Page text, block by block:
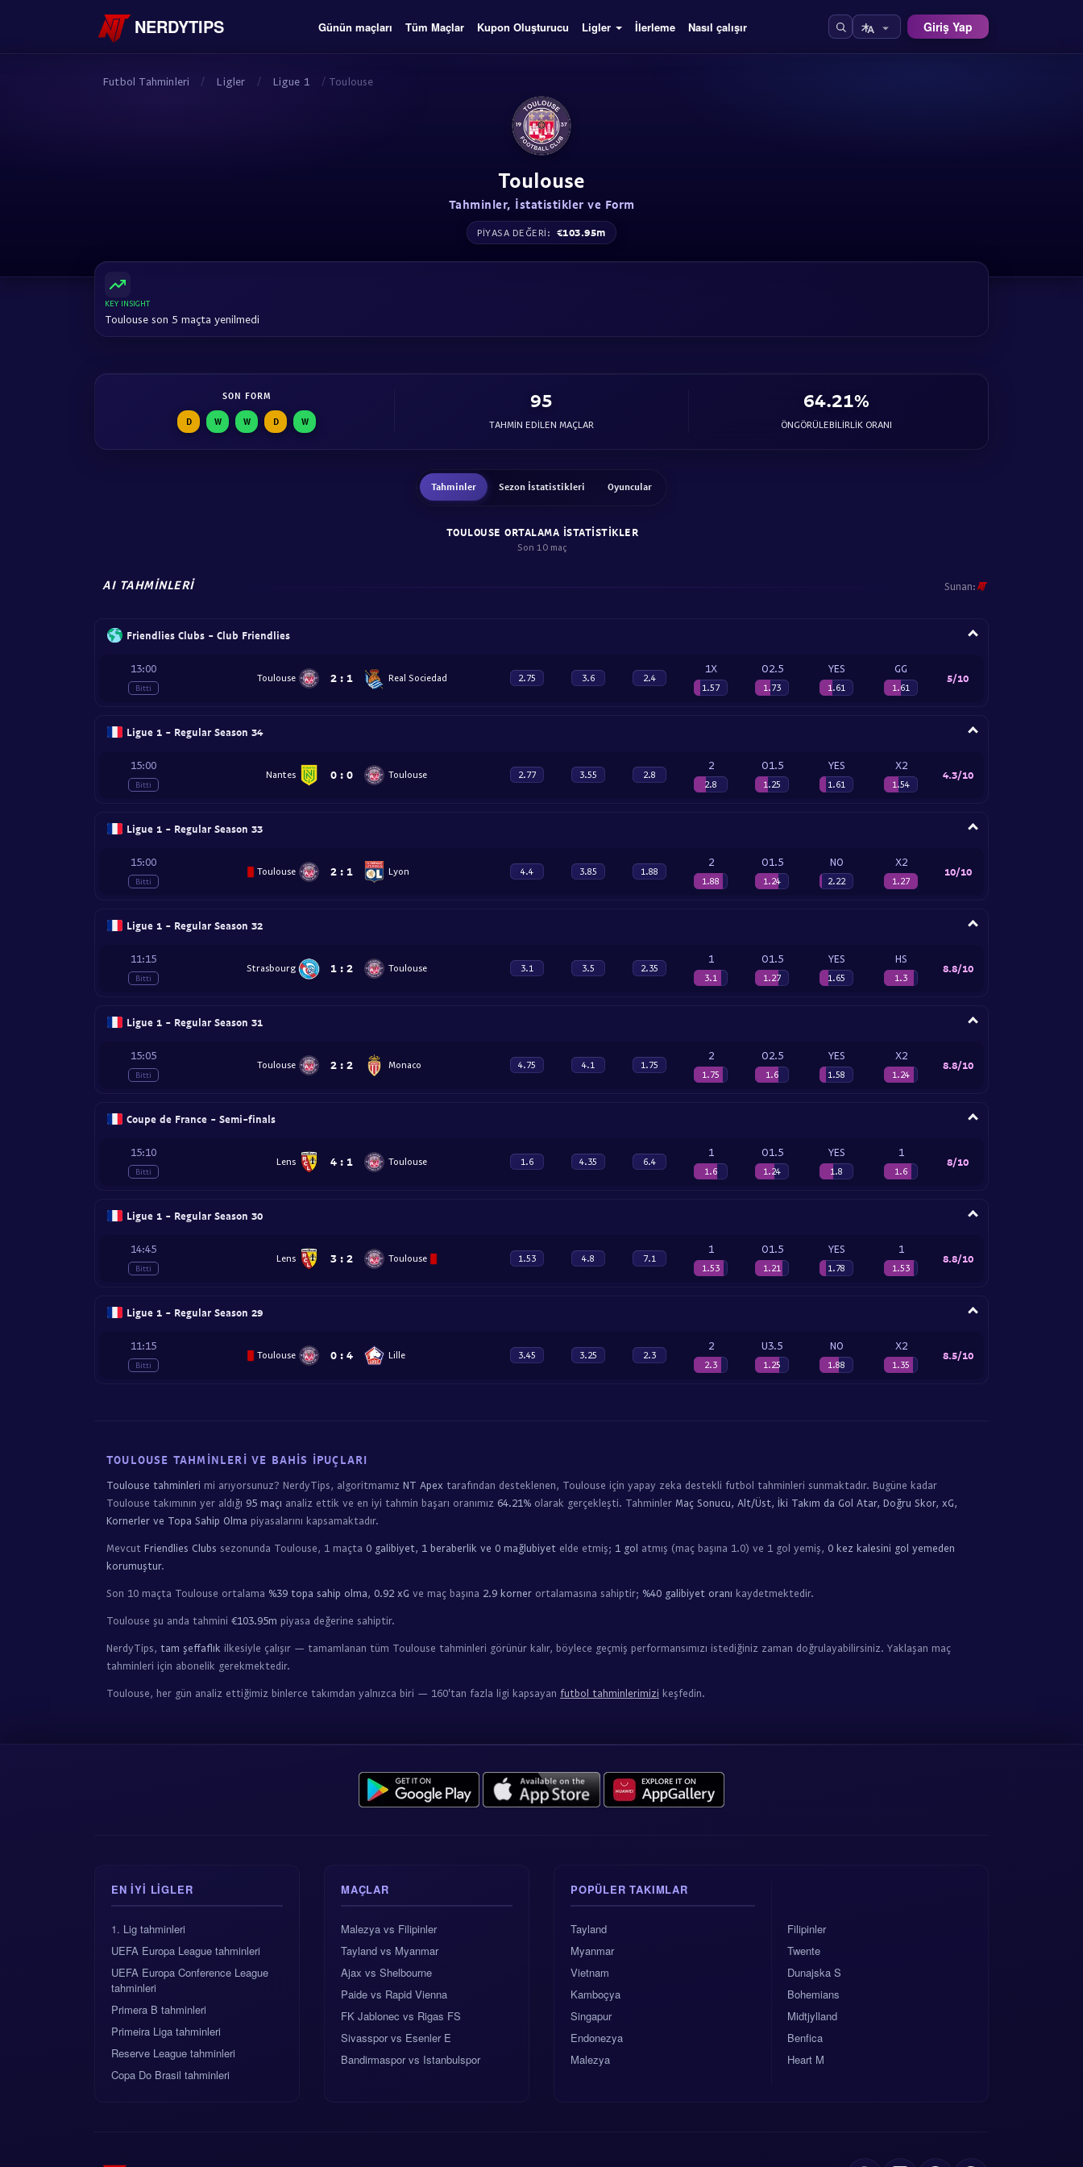
NERDYTIPS Günün maçları Tüm Maçlar Kupon Oluşturucu Ligler İlerleme Nasıl çalışır Giriş Yap
Futbol Tahminleri / Ligler / Ligue 1 / Toulouse
Toulouse
Tahminler, İstatistikler ve Form
PIYASA DEĞERI: €103.95m
KEY INSIGHT
Toulouse son 5 maçta yenilmedi
SON FORM
D W W D W
95
TAHMIN EDILEN MAÇLAR
64.21%
ÖNGÖRÜLEBILIRLIK ORANI
Tahminler Sezon İstatistikleri Oyuncular
TOULOUSE ORTALAMA ISTATISTIKLER
Son 10 maç
AI TAHMINLERI Sunan:
Friendlies Clubs - Club Friendlies
13:00
Bitti
Toulouse 2 : 1 Real Sociedad 2.75 3.6 2.4
1X
1.57
O2.5
1.73
YES
1.61
GG
1.61
5/10
Ligue 1 - Regular Season 34
15:00
Bitti
Nantes 0 : 0 Toulouse 2.77 3.55 2.8
2
2.8
O1.5
1.25
YES
1.61
X2
1.54
4.3/10
Ligue 1 - Regular Season 33
15:00
Bitti
Toulouse 2 : 1 Lyon 4.4 3.85 1.88
2
1.88
O1.5
1.24
NO
2.22
X2
1.27
10/10
Ligue 1 - Regular Season 32
11:15
Bitti
Strasbourg 1 : 2 Toulouse 3.1 3.5 2.35
1
3.1
O1.5
1.27
YES
1.65
HS
1.3
8.8/10
Ligue 1 - Regular Season 31
15:05
Bitti
Toulouse 2 : 2 Monaco 4.75 4.1 1.75
2
1.75
O2.5
1.6
YES
1.58
X2
1.24
8.8/10
Coupe de France - Semi-finals
15:10
Bitti
Lens 4 : 1 Toulouse 1.6 4.35 6.4
1
1.6
O1.5
1.24
YES
1.8
1
1.6
8/10
Ligue 1 - Regular Season 30
14:45
Bitti
Lens 3 : 2 Toulouse 1.53 4.8 7.1
1
1.53
O1.5
1.21
YES
1.78
1
1.53
8.8/10
Ligue 1 - Regular Season 29
11:15
Bitti
Toulouse 0 : 4 Lille 3.45 3.25 2.3
2
2.3
U3.5
1.25
NO
1.88
X2
1.35
8.5/10
TOULOUSE TAHMINLERI VE BAHIS İPUÇLARI
Toulouse tahminleri mi arıyorsunuz? NerdyTips, algoritmamız NT Apex tarafından desteklenen, Toulouse için yapay zeka destekli futbol tahminleri sunmaktadır. Bugüne kadar
Toulouse takımının yer aldığı 95 maçı analiz ettik ve en iyi tahmin başarı oranımız 64.21% olarak gerçekleşti. Tahminler Maç Sonucu, Alt/Üst, İki Takım da Gol Atar, Doğru Skor, xG,
Kornerler ve Topa Sahip Olma piyasalarını kapsamaktadır.
Mevcut Friendlies Clubs sezonunda Toulouse, 1 maçta 0 galibiyet, 1 beraberlik ve 0 mağlubiyet elde etmiş; 1 gol atmış (maç başına 1.0) ve 1 gol yemiş, 0 kez kalesini gol yemeden
korumuştur.
Son 10 maçta Toulouse ortalama %39 topa sahip olma, 0.92 xG ve maç başına 2.9 korner ortalamasına sahiptir; %40 galibiyet oranı kaydetmektedir.
Toulouse şu anda tahmini €103.95m piyasa değerine sahiptir.
NerdyTips, tam şeffaflık ilkesiyle çalışır — tamamlanan tüm Toulouse tahminleri görünür kalır, böylece geçmiş performansımızı istediğiniz zaman doğrulayabilirsiniz. Yaklaşan maç
tahminleri için abonelik gerekmektedir.
Toulouse, her gün analiz ettiğimiz binlerce takımdan yalnızca biri — 160'tan fazla ligi kapsayan futbol tahminlerimizi keşfedin.
EN IYI LIGLER
1. Lig tahminleri
UEFA Europa League tahminleri
UEFA Europa Conference League
tahminleri
Primera B tahminleri
Primeira Liga tahminleri
Reserve League tahminleri
Copa Do Brasil tahminleri
MAÇLAR
Malezya vs Filipinler
Tayland vs Myanmar
Ajax vs Shelbourne
Paide vs Rapid Vienna
FK Jablonec vs Rigas FS
Sivasspor vs Esenler E
Bandirmaspor vs Istanbulspor
POPÜLER TAKIMLAR
Tayland
Myanmar
Vietnam
Kamboçya
Singapur
Endonezya
Malezya
Filipinler
Twente
Dunajska S
Bohemians
Midtjylland
Benfica
Heart M